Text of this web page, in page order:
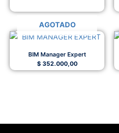
AGOTADO
BIM Manager Expert
$352.000,00